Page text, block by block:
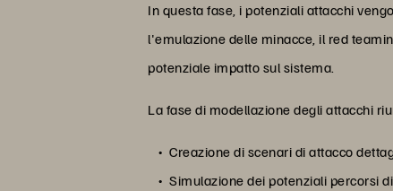
In questa fase, i potenziali attacchi
l'emulazione delle minacce, il red
potenziale impatto sul sistema.
La fase di modellazione degli attacchi
Creazione di scenari di attacco
Simulazione dei potenziali percorsi